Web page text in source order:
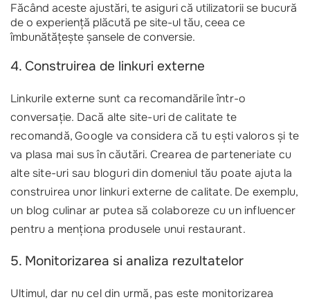
Făcând aceste ajustări, te asiguri că utilizatorii se bucură
de o experiență plăcută pe site-ul tău, ceea ce
îmbunătățește șansele de conversie.
4. Construirea de linkuri externe
Linkurile externe sunt ca recomandările într-o
conversație. Dacă alte site-uri de calitate te
recomandă, Google va considera că tu ești valoros și te
va plasa mai sus în căutări. Crearea de parteneriate cu
alte site-uri sau bloguri din domeniul tău poate ajuta la
construirea unor linkuri externe de calitate. De exemplu,
un blog culinar ar putea să colaboreze cu un influencer
pentru a menționa produsele unui restaurant.
5. Monitorizarea si analiza rezultatelor
Ultimul, dar nu cel din urmă, pas este monitorizarea